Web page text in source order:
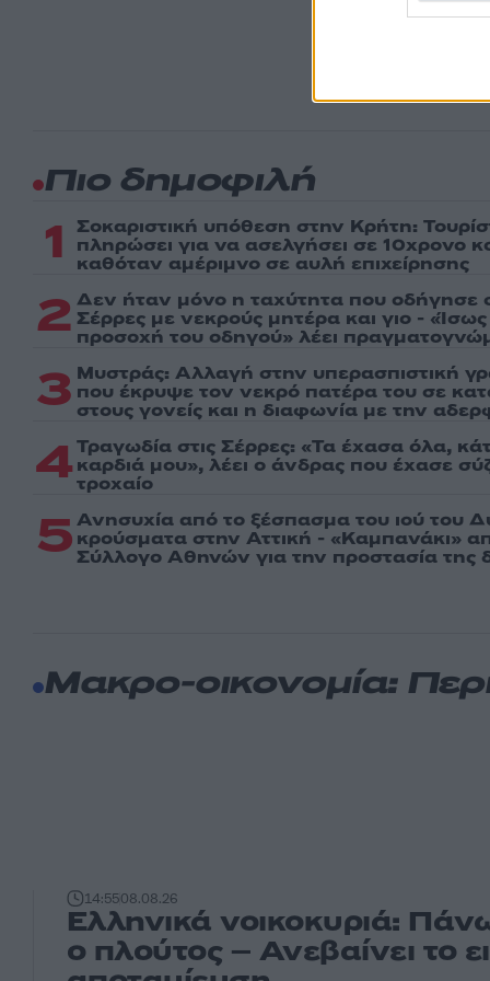
Πιο δημοφιλή
1 Σοκαριστική υπόθεση στην Κρήτη:
πληρώσει για να ασελγήσει σε 10χρονο
καθόταν αμέριμνο σε αυλή επιχείρησης
2 Δεν ήταν μόνο η ταχύτητα που οδήγησε
Σέρρες με νεκρούς μητέρα και γιο -
προσοχή του οδηγού» λέει
3 Μυστράς: Αλλαγή στην υπερασπιστική
που έκρυψε τον νεκρό πατέρα του σε
στους γονείς και η διαφωνία με την
4Τραγωδία στις Σέρρες: «Τα έχασα όλα,
καρδιά μου», λέει ο άνδρας που έχασε
τροχαίο
5Ανησυχία από το ξέσπασμα του ιού του
κρούσματα στην Αττική - «Καμπανάκι»
Σύλλογο Αθηνών για την προστασία της
Μακρο-οικονομία:
14:5508.08.26
Ελληνικά νοικοκυριά:
ο πλούτος – Ανεβαίνει το